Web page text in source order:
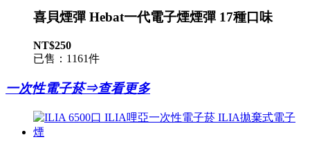
喜貝煙彈 Hebat一代電子煙煙彈 17種口味
NT$250
已售：1161件
一次性電子菸⇒查看更多